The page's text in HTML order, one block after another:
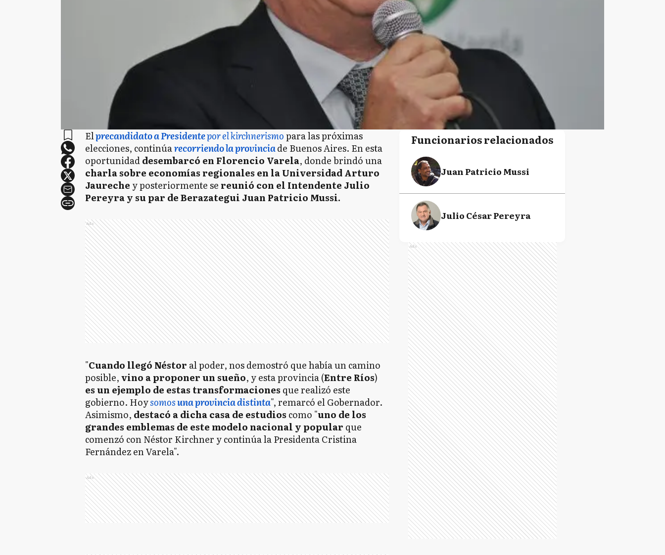
Elprecandidato a Presidentepor el kirchnerismopara las próximas
elecciones, continúarecorriendo la provinciade Buenos Aires. En esta
oportunidaddesembarcó en Florencio Varela, donde brindó una
charla sobre economías regionales en la Universidad Arturo
Jaureche y posteriormente se reunió con el Intendente Julio
Pereyra y su par de Berazategui Juan Patricio Mussi.
Ads
"Cuando llegó Néstor al poder, nos demostró que había un camino
posible,vino a proponer un sueño, y esta provincia (Entre Ríos)
es un ejemplo de estas transformaciones que realizó este
gobierno. Hoysomosuna provincia distinta", remarcó el Gobernador.
Asimismo, destacó a dicha casa de estudios como "uno de los
grandes emblemas de este modelo nacional y popular que
comenzó con Néstor Kirchner y continúa la Presidenta Cristina
Fernández en Varela".
Ads
Funcionarios relacionados
Juan Patricio Mussi
Julio César Pereyra
Ads